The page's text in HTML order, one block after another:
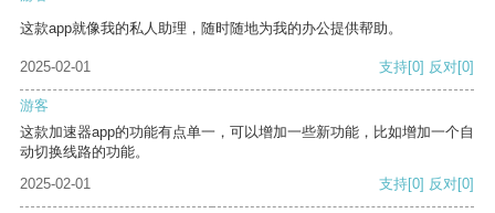
这款app就像我的私人助理，随时随地为我的办公提供帮助。
2025-02-01 支持[0] 反对[0]
游客
这款加速器app的功能有点单一，可以增加一些新功能，比如增加一个自
动切换线路的功能。
2025-02-01
支持[0] 反对[0]